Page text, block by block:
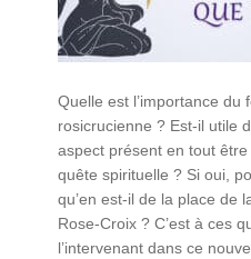
Quelle est l’importance du
rosicrucienne ? Est-il utile
aspect présent en tout
quête spirituelle ? Si oui,
qu’en est-il de la place de
Rose-Croix ? C’est à ces
l’intervenant dans ce